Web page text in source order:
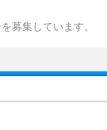
募集しています。